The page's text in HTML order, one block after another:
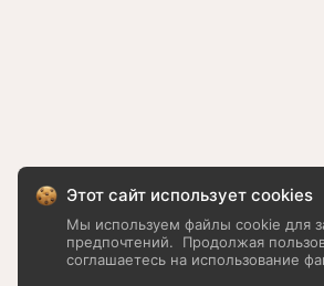
Этот сайт использует cookies
Мы используем файлы cookie для
предпочтений.
Продолжая
соглашаетесь на использование